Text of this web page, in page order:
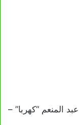
المنعم “كهربا” –